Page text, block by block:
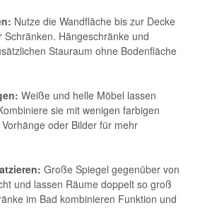
Nutze die Wandfläche bis zur Decke
Hängeschränke und
Stauraum ohne Bodenfläche
Weiße und helle Möbel lassen
sie mit wenigen farbigen
oder Bilder für mehr
Große Spiegel gegenüber von
und lassen Räume doppelt so groß
im Bad kombinieren Funktion und